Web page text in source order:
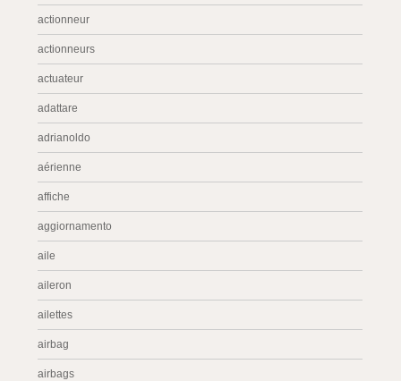
actionneur
actionneurs
actuateur
adattare
adrianoldo
aérienne
affiche
aggiornamento
aile
aileron
ailettes
airbag
airbags